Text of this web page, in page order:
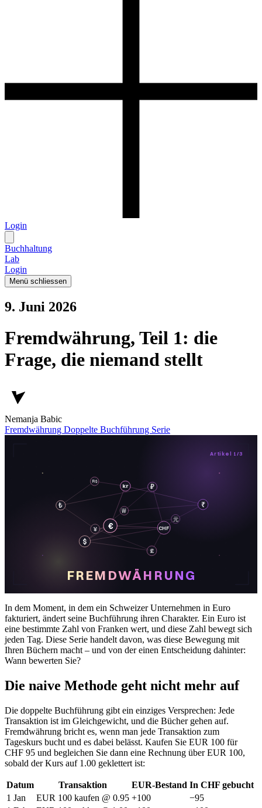
Login
Buchhaltung
Lab
Login
Menü schliessen
9. Juni 2026
Fremdwährung, Teil 1: die
Frage, die niemand stellt
Nemanja Babic
Fremdwährung Doppelte Buchführung Serie
元
¥
₩
£
R$
₽
₹
₺
$
CHF
kr
€
Artikel 1/3
FREMDWÄHRUNG
In dem Moment, in dem ein Schweizer Unternehmen in Euro
fakturiert, ändert seine Buchführung ihren Charakter. Ein Euro ist
eine bestimmte Zahl von Franken wert, und diese Zahl bewegt sich
jeden Tag. Diese Serie handelt davon, was diese Bewegung mit
Ihren Büchern macht – und von der einen Entscheidung dahinter:
Wann bewerten Sie?
Die naive Methode geht nicht mehr auf
Die doppelte Buchführung gibt ein einziges Versprechen: Jede
Transaktion ist im Gleichgewicht, und die Bücher gehen auf.
Fremdwährung bricht es, wenn man jede Transaktion zum
Tageskurs bucht und es dabei belässt. Kaufen Sie EUR 100 für
CHF 95 und begleichen Sie dann eine Rechnung über EUR 100,
sobald der Kurs auf 1.00 geklettert ist:
Datum Transaktion EUR-Bestand In CHF gebucht
1 Jan
EUR 100 kaufen @ 0.95 +100
−95